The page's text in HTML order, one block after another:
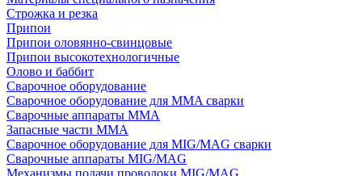
Строжка и резка
Припои
Припои оловянно-свинцовые
Припои высокотехнологичные
Олово и баббит
Сварочное оборудование
Сварочное оборудование для MMA сварки
Сварочные аппараты MMA
Запасные части MMA
Сварочное оборудование для MIG/MAG сварки
Сварочные аппараты MIG/MAG
Механизмы подачи проволоки MIG/MAG